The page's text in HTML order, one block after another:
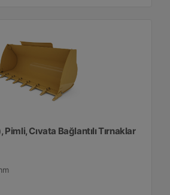
Pimli, Cıvata Bağlantılı Tırnaklar